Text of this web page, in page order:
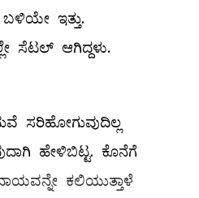
ಇತ್ತು.
ಸೆಟಲ್ ಆಗಿದ್ದಳು.
ಸರಿಹೋಗುವುದಿಲ್ಲ
ಹೇಳಿಬಿಟ್ಟ. ಕೊನೆಗೆ
ಕಲಿಯುತ್ತಾಳೆ